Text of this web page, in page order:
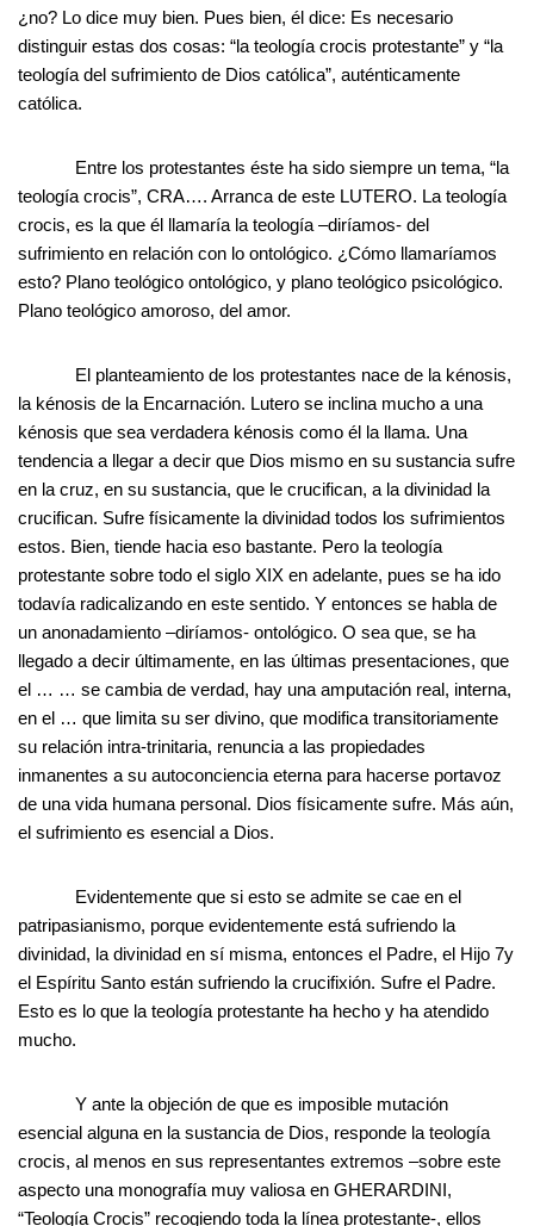
¿no? Lo dice muy bien. Pues bien, él dice: Es necesario
distinguir estas dos cosas: “la teología crocis protestante” y “la
teología del sufrimiento de Dios católica”, auténticamente
católica.
Entre los protestantes éste ha sido siempre un tema, “la
teología crocis”, CRA…. Arranca de este LUTERO. La teología
crocis, es la que él llamaría la teología –diríamos- del
sufrimiento en relación con lo ontológico. ¿Cómo llamaríamos
esto? Plano teológico ontológico, y plano teológico psicológico.
Plano teológico amoroso, del amor.
El planteamiento de los protestantes nace de la kénosis,
la kénosis de la Encarnación. Lutero se inclina mucho a una
kénosis que sea verdadera kénosis como él la llama. Una
tendencia a llegar a decir que Dios mismo en su sustancia sufre
en la cruz, en su sustancia, que le crucifican, a la divinidad la
crucifican. Sufre físicamente la divinidad todos los sufrimientos
estos. Bien, tiende hacia eso bastante. Pero la teología
protestante sobre todo el siglo XIX en adelante, pues se ha ido
todavía radicalizando en este sentido. Y entonces se habla de
un anonadamiento –diríamos- ontológico. O sea que, se ha
llegado a decir últimamente, en las últimas presentaciones, que
el … … se cambia de verdad, hay una amputación real, interna,
en el … que limita su ser divino, que modifica transitoriamente
su relación intra-trinitaria, renuncia a las propiedades
inmanentes a su autoconciencia eterna para hacerse portavoz
de una vida humana personal. Dios físicamente sufre. Más aún,
el sufrimiento es esencial a Dios.
Evidentemente que si esto se admite se cae en el
patripasianismo, porque evidentemente está sufriendo la
divinidad, la divinidad en sí misma, entonces el Padre, el Hijo 7y
el Espíritu Santo están sufriendo la crucifixión. Sufre el Padre.
Esto es lo que la teología protestante ha hecho y ha atendido
mucho.
Y ante la objeción de que es imposible mutación
esencial alguna en la sustancia de Dios, responde la teología
crocis, al menos en sus representantes extremos –sobre este
aspecto una monografía muy valiosa en GHERARDINI,
“Teología Crocis” recogiendo toda la línea protestante-, ellos